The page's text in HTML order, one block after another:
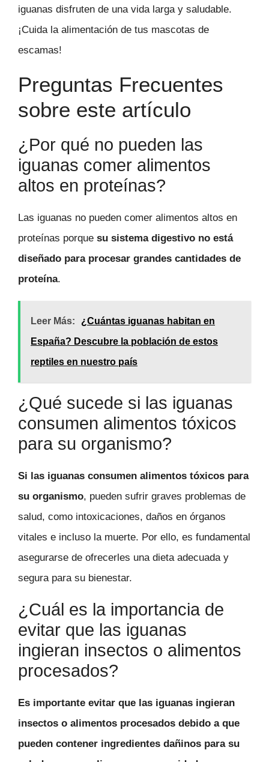
iguanas disfruten de una vida larga y saludable.
¡Cuida la alimentación de tus mascotas de
escamas!
Preguntas Frecuentes
sobre este artículo
¿Por qué no pueden las
iguanas comer alimentos
altos en proteínas?
Las iguanas no pueden comer alimentos altos en
proteínas porque su sistema digestivo no está
diseñado para procesar grandes cantidades de
proteína.
Leer Más:
¿Cuántas iguanas habitan en
España? Descubre la población de estos
reptiles en nuestro país
¿Qué sucede si las iguanas
consumen alimentos tóxicos
para su organismo?
Si las iguanas consumen alimentos tóxicos para
su organismo, pueden sufrir graves problemas de
salud, como intoxicaciones, daños en órganos
vitales e incluso la muerte. Por ello, es fundamental
asegurarse de ofrecerles una dieta adecuada y
segura para su bienestar.
¿Cuál es la importancia de
evitar que las iguanas
ingieran insectos o alimentos
procesados?
Es importante evitar que las iguanas ingieran
insectos o alimentos procesados debido a que
pueden contener ingredientes dañinos para su